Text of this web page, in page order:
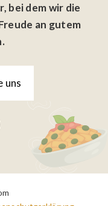
bei dem wir die
an gutem
uns